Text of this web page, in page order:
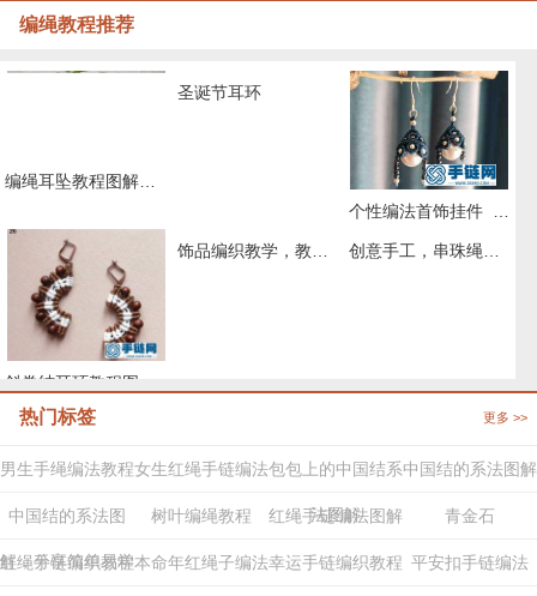
编绳教程推荐
圣诞节耳环
饰品编织教学，教你学习如何串珠编织耳环吊坠（图解2 创意手工，串珠绳编树叶耳环吊坠教程（图解2
更多 >>
热门标签
男生手绳编法教程女生红绳手链编法包包上的中国结系
法图解
中国结的系法图解
中国结的系法图
解，分享简单易学
树叶编绳教程 红绳手链编法图解 青金石
红绳手链编织教程本命年红绳子编法幸运手链编织教程 平安扣手链编法